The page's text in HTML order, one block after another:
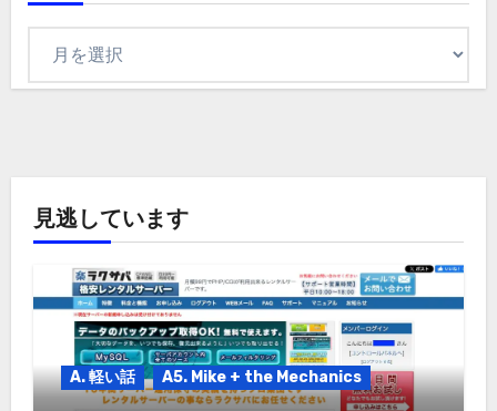
見逃しています
A. 軽い話 A5. Mike + the Mechanics